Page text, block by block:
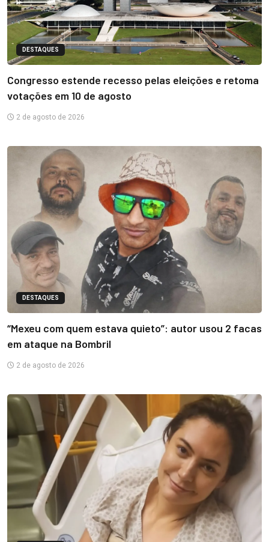
DESTAQUES
Congresso estende recesso pelas eleições e retoma
votações em 10 de agosto
2 de agosto de 2026
DESTAQUES
“Mexeu com quem estava quieto”: autor usou 2 facas
em ataque na Bombril
2 de agosto de 2026